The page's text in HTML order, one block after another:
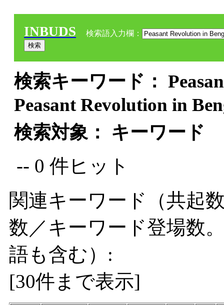
INBUDS 検索語入力欄：
検索キーワード：
Peasant Revolution in
検索対象： キーワード
-- 0 件ヒット
関連キーワード（共起
数／キーワード登場数
語も含む）:
[30件まで表示]